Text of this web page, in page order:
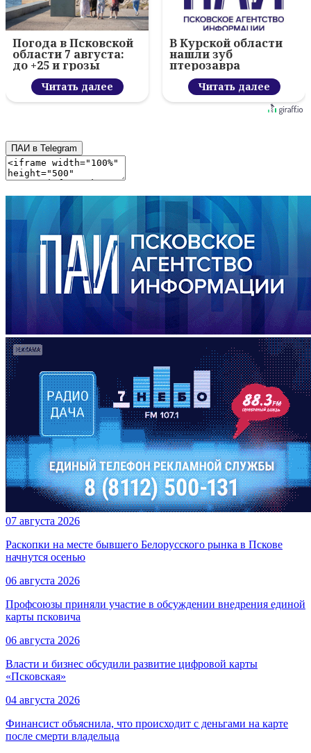
Погода в Псковской
области 7 августа:
до +25 и грозы
Читать далее
В Курской области
нашли зуб
птерозавра
Читать далее
ПАИ в Telegram
07 августа 2026
Раскопки на месте бывшего Белорусского рынка в Пскове
начнутся осенью
06 августа 2026
Профсоюзы приняли участие в обсуждении внедрения единой
карты псковича
06 августа 2026
Власти и бизнес обсудили развитие цифровой карты
«Псковская»
04 августа 2026
Финансист объяснила, что происходит с деньгами на карте
после смерти владельца